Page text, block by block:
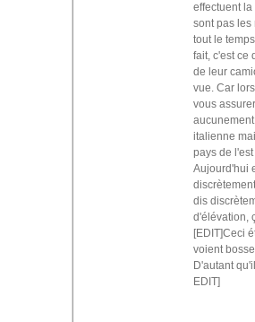
effectuent
sont pas les
tout le
fait, c'est ce
de leur
vue. Car
vous
italienne
pays de
Aujourd'hui
dis
d'élévation,
[EDIT]Ceci
voient
D'autant
EDIT]